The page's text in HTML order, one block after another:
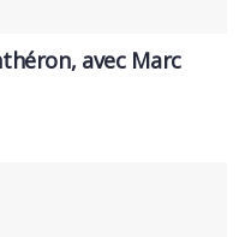
avec Marc